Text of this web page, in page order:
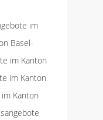
im
Basel-
im Kanton
im Kanton
Kanton